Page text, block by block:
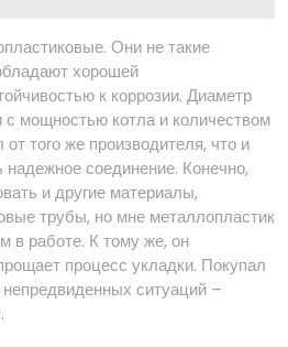
Они не такие
хорошей
к коррозии. Диаметр
с мощностью котла и количеством
того же производителя, что и
соединение. Конечно,
и другие материалы,
трубы, но мне металлопластик
в работе. К тому же, он
процесс укладки. Покупал
ситуаций –